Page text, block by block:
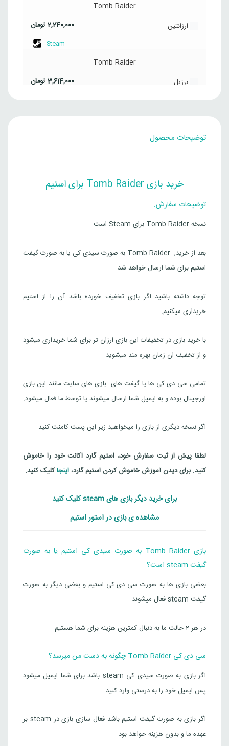
ارژانتین
Tomb Raider
2,240,000تومان
Steam
برزیل
Tomb Raider
3,614,000تومان
هند
توضیحات محصول
خرید بازی Tomb Raider برای استیم
توضیحات سفارش:
نسخه Tomb Raider برای Steam است.
بعد از خرید, Tomb Raider به صورت سیدی کی یا به صورت گیفت
استیم برای شما ارسال خواهد شد.
توجه داشته باشید اگر بازی تخفیف خورده باشد آن را از استیم
خریداری میکنیم.
با خرید بازی در تخفیفات این بازی ارزان تر برای شما خریداری میشود
و از تخفیف ان زمان بهره مند میشوید.
تمامی سی دی کی ها یا گیفت های بازی های سایت مانند این بازی
اورجینال بوده و به ایمیل شما ارسال میشوند یا توسط ما فعال میشود.
اگر نسخه دیگری از بازی را میخواهید زیر این پست کامنت کنید.
لطفا پیش از ثبت سفارش خود، استیم گارد اکانت خود را خاموش
کنید. برای دیدن آموزش خاموش کردن استیم گارد، اینجاکلیک کنید.
برای خرید دیگر بازی های steam کلیک کنید
مشاهده ی بازی در استور استیم
بازی Tomb Raider به صورت سیدی کی استیم یا به صورت
گیفت steam است؟
بعضی بازی ها به صورت سی دی کی استیم و بعضی دیگر به صورت
گیفت steam فعال میشوند
در هر 2 حالت ما به دنبال کمترین هزینه برای شما هستیم
سی دی کی Tomb Raider چگونه به دست من میرسد؟
اگر بازی به صورت سیدی کی steam باشد برای شما ایمیل میشود
پس ایمیل خود را به درستی وارد کنید
اگر بازی به صورت گیفت استیم باشد فعال سازی بازی در steam بر
عهده ما و بدون هزینه حواهد بود